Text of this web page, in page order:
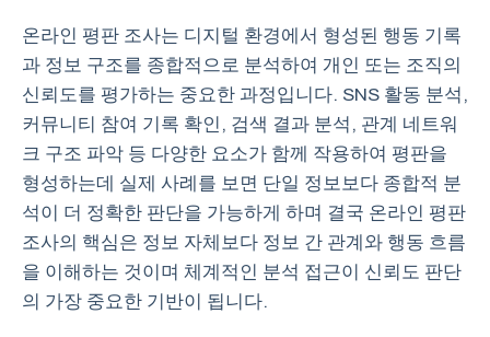
온라인 평판 조사는 디지털 환경에서 형성된 행동 기록
과 정보 구조를 종합적으로 분석하여 개인 또는 조직의
신뢰도를 평가하는 중요한 과정입니다. SNS 활동 분석,
커뮤니티 참여 기록 확인, 검색 결과 분석, 관계 네트워
크 구조 파악 등 다양한 요소가 함께 작용하여 평판을
형성하는데 실제 사례를 보면 단일 정보보다 종합적 분
석이 더 정확한 판단을 가능하게 하며 결국 온라인 평판
조사의 핵심은 정보 자체보다 정보 간 관계와 행동 흐름
을 이해하는 것이며 체계적인 분석 접근이 신뢰도 판단
의 가장 중요한 기반이 됩니다.